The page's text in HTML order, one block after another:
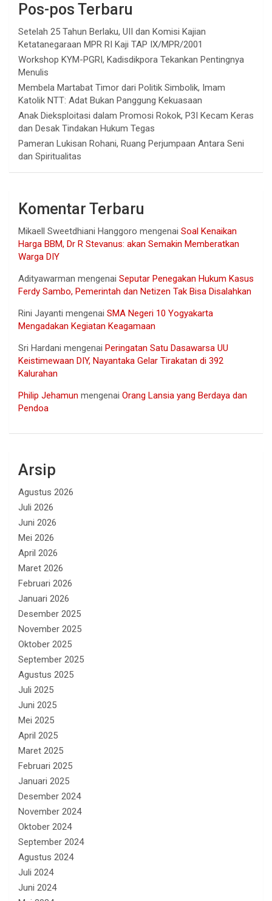
Pos-pos Terbaru
Setelah 25 Tahun Berlaku, UII dan Komisi Kajian
Ketatanegaraan MPR RI Kaji TAP IX/MPR/2001
Workshop KYM-PGRI, Kadisdikpora Tekankan Pentingnya
Menulis
Membela Martabat Timor dari Politik Simbolik, Imam
Katolik NTT: Adat Bukan Panggung Kekuasaan
Anak Dieksploitasi dalam Promosi Rokok, P3I Kecam Keras
dan Desak Tindakan Hukum Tegas
Pameran Lukisan Rohani, Ruang Perjumpaan Antara Seni
dan Spiritualitas
Komentar Terbaru
Mikaell Sweetdhiani Hanggoro mengenai Soal Kenaikan
Harga BBM, Dr R Stevanus: akan Semakin Memberatkan
Warga DIY
Adityawarman mengenai Seputar Penegakan Hukum Kasus
Ferdy Sambo, Pemerintah dan Netizen Tak Bisa Disalahkan
Rini Jayanti mengenai SMA Negeri 10 Yogyakarta
Mengadakan Kegiatan Keagamaan
Sri Hardani mengenai Peringatan Satu Dasawarsa UU
Keistimewaan DIY, Nayantaka Gelar Tirakatan di 392
Kalurahan
Philip Jehamun mengenai Orang Lansia yang Berdaya dan
Pendoa
Arsip
Agustus 2026
Juli 2026
Juni 2026
Mei 2026
April 2026
Maret 2026
Februari 2026
Januari 2026
Desember 2025
November 2025
Oktober 2025
September 2025
Agustus 2025
Juli 2025
Juni 2025
Mei 2025
April 2025
Maret 2025
Februari 2025
Januari 2025
Desember 2024
November 2024
Oktober 2024
September 2024
Agustus 2024
Juli 2024
Juni 2024